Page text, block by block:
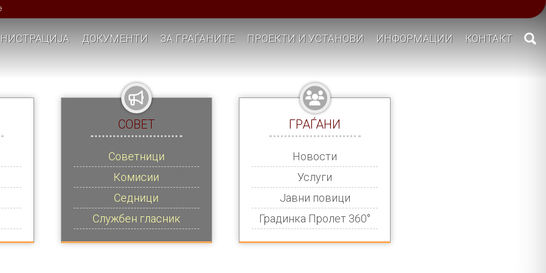
ДОКУМЕНТИ ЗА ГРАЃАНИТЕ ПРОЕКТИ И УСТАНОВИ ИНФОРМАЦИИ КОНТАКТ
СОВЕТ
Советници
Комисии
Седници
Службен гласник
ГРАЃАНИ
Новости
Услуги
Јавни повици
Градинка Пролет 360°